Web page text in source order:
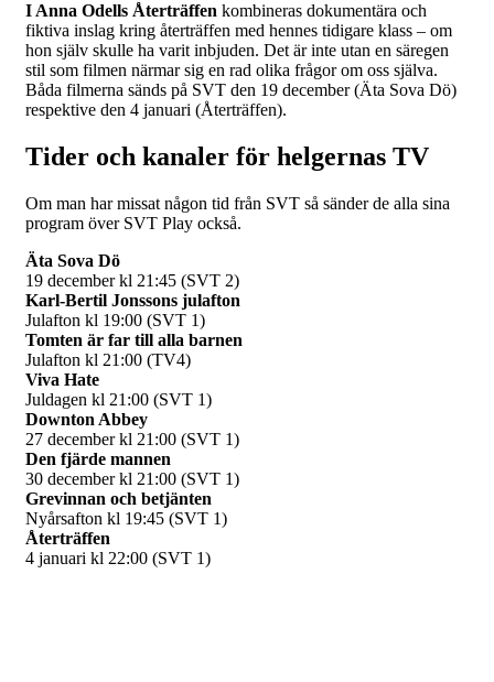
I Anna Odells Återträffen kombineras dokumentära och
fiktiva inslag kring återträffen med hennes tidigare klass – om
hon själv skulle ha varit inbjuden. Det är inte utan en säregen
stil som filmen närmar sig en rad olika frågor om oss själva.
Båda filmerna sänds på SVT den 19 december (Äta Sova Dö)
respektive den 4 januari (Återträffen).
Tider och kanaler för helgernas TV
Om man har missat någon tid från SVT så sänder de alla sina
program över SVT Play också.
Äta Sova Dö
19 december kl 21:45 (SVT 2)
Karl-Bertil Jonssons julafton
Julafton kl 19:00 (SVT 1)
Tomten är far till alla barnen
Julafton kl 21:00 (TV4)
Viva Hate
Juldagen kl 21:00 (SVT 1)
Downton Abbey
27 december kl 21:00 (SVT 1)
Den fjärde mannen
30 december kl 21:00 (SVT 1)
Grevinnan och betjänten
Nyårsafton kl 19:45 (SVT 1)
Återträffen
4 januari kl 22:00 (SVT 1)